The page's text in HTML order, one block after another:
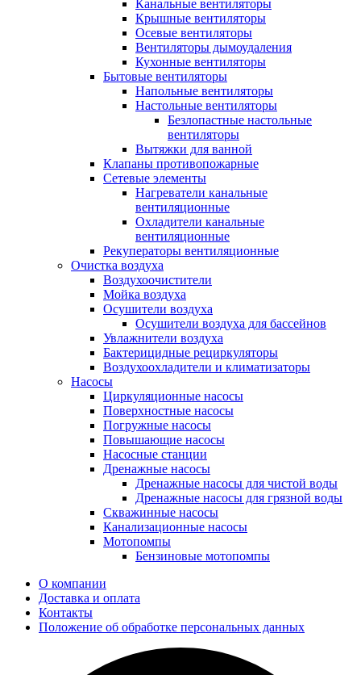
Канальные вентиляторы
Крышные вентиляторы
Осевые вентиляторы
Вентиляторы дымоудаления
Кухонные вентиляторы
Бытовые вентиляторы
Напольные вентиляторы
Настольные вентиляторы
Безлопастные настольные
вентиляторы
Вытяжки для ванной
Клапаны противопожарные
Сетевые элементы
Нагреватели канальные
вентиляционные
Охладители канальные
вентиляционные
Рекуператоры вентиляционные
Очистка воздуха
Воздухоочистители
Мойка воздуха
Осушители воздуха
Осушители воздуха для бассейнов
Увлажнители воздуха
Бактерицидные рециркуляторы
Воздухоохладители и климатизаторы
Насосы
Циркуляционные насосы
Поверхностные насосы
Погружные насосы
Повышающие насосы
Насосные станции
Дренажные насосы
Дренажные насосы для чистой воды
Дренажные насосы для грязной воды
Скважинные насосы
Канализационные насосы
Мотопомпы
Бензиновые мотопомпы
О компании
Доставка и оплата
Контакты
Положение об обработке персональных данных